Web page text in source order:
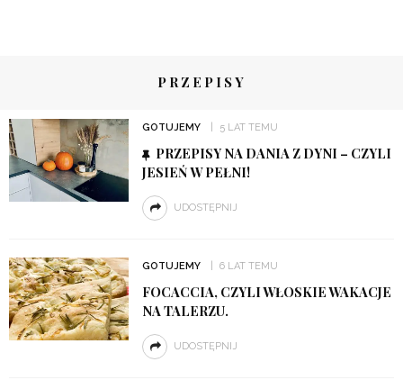
PRZEPISY
GOTUJEMY 5 LAT TEMU
PRZEPISY NA DANIA Z DYNI – CZYLI
JESIEŃ W PEŁNI!
UDOSTĘPNIJ
GOTUJEMY 6 LAT TEMU
FOCACCIA, CZYLI WŁOSKIE WAKACJE
NA TALERZU.
UDOSTĘPNIJ